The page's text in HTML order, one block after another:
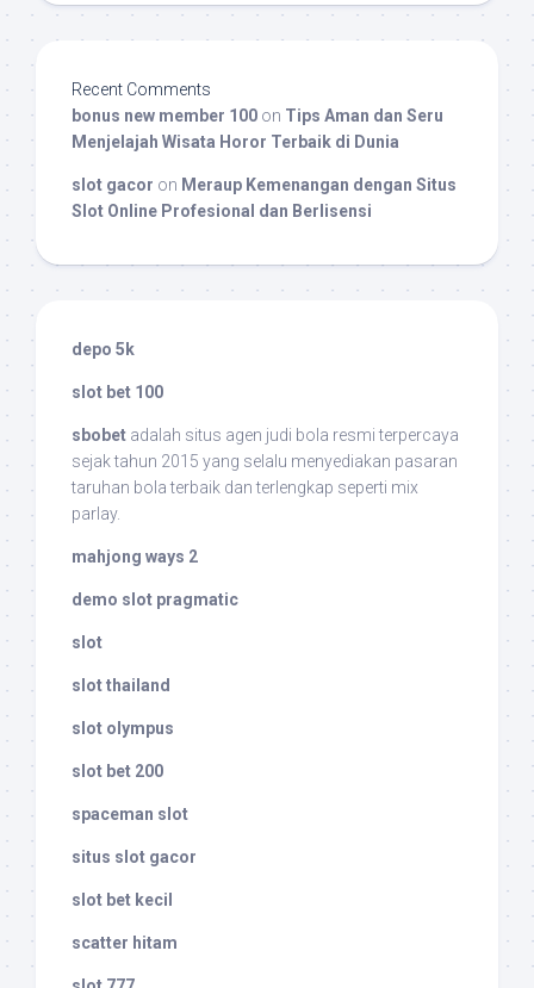
Recent Comments
bonus new member 100 on Tips Aman dan Seru
Menjelajah Wisata Horor Terbaik di Dunia
slot gacor on Meraup Kemenangan dengan Situs
Slot Online Profesional dan Berlisensi
depo 5k
slot bet 100
sbobet adalah situs agen judi bola resmi terpercaya
sejak tahun 2015 yang selalu menyediakan pasaran
taruhan bola terbaik dan terlengkap seperti mix
parlay.
mahjong ways 2
demo slot pragmatic
slot
slot thailand
slot olympus
slot bet 200
spaceman slot
situs slot gacor
slot bet kecil
scatter hitam